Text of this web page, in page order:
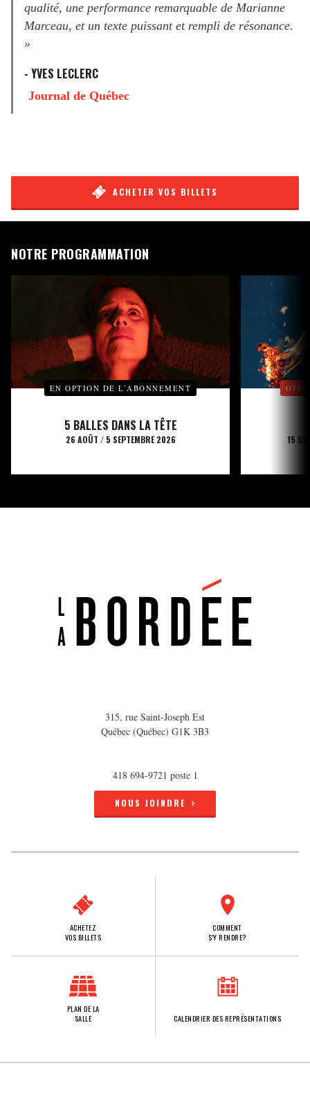
qualité, une performance remarquable de Marianne
Marceau, et un texte puissant et rempli de résonance.
»
- YVES LECLERC
Journal de Québec
ACHETER VOS BILLETS
NOTRE PROGRAMMATION
EN OPTION DE L’ABONNEMENT
5 BALLES DANS LA TÊTE
26 AOÛT /5 SEPTEMBRE 2026 15
315, rue Saint-Joseph Est
Québec (Québec) G1K 3B3
418 694-9721 poste 1
NOUS JOINDRE
ACHETEZ
VOS BILLETS
COMMENT
S'Y RENDRE?
PLAN DE LA
SALLE
CALENDRIER DES REPRÉSENTATIONS